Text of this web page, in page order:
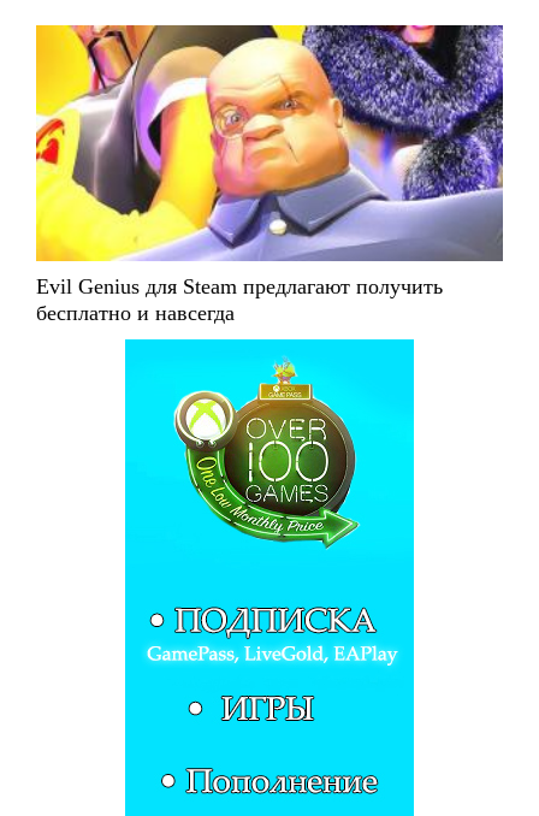
Evil Genius для Steam предлагают получить
бесплатно и навсегда